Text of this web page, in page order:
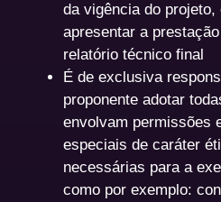
da vigência do
apresentar a
relatório técnico final
É de exclusiva
proponente adotar
envolvam permissões
especiais de caráter
necessárias para a
como por exemplo: